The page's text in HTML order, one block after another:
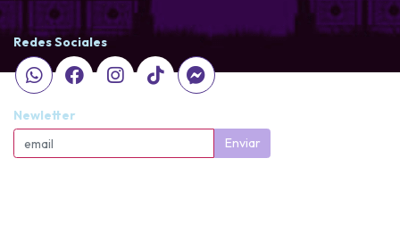
Redes Sociales
Newletter
Enviar